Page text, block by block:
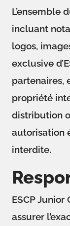
L’ensemble
incluant
logos,
exclusive
partenaires,
propriété
distribution
autorisation
interdite.
ESCP
assurer